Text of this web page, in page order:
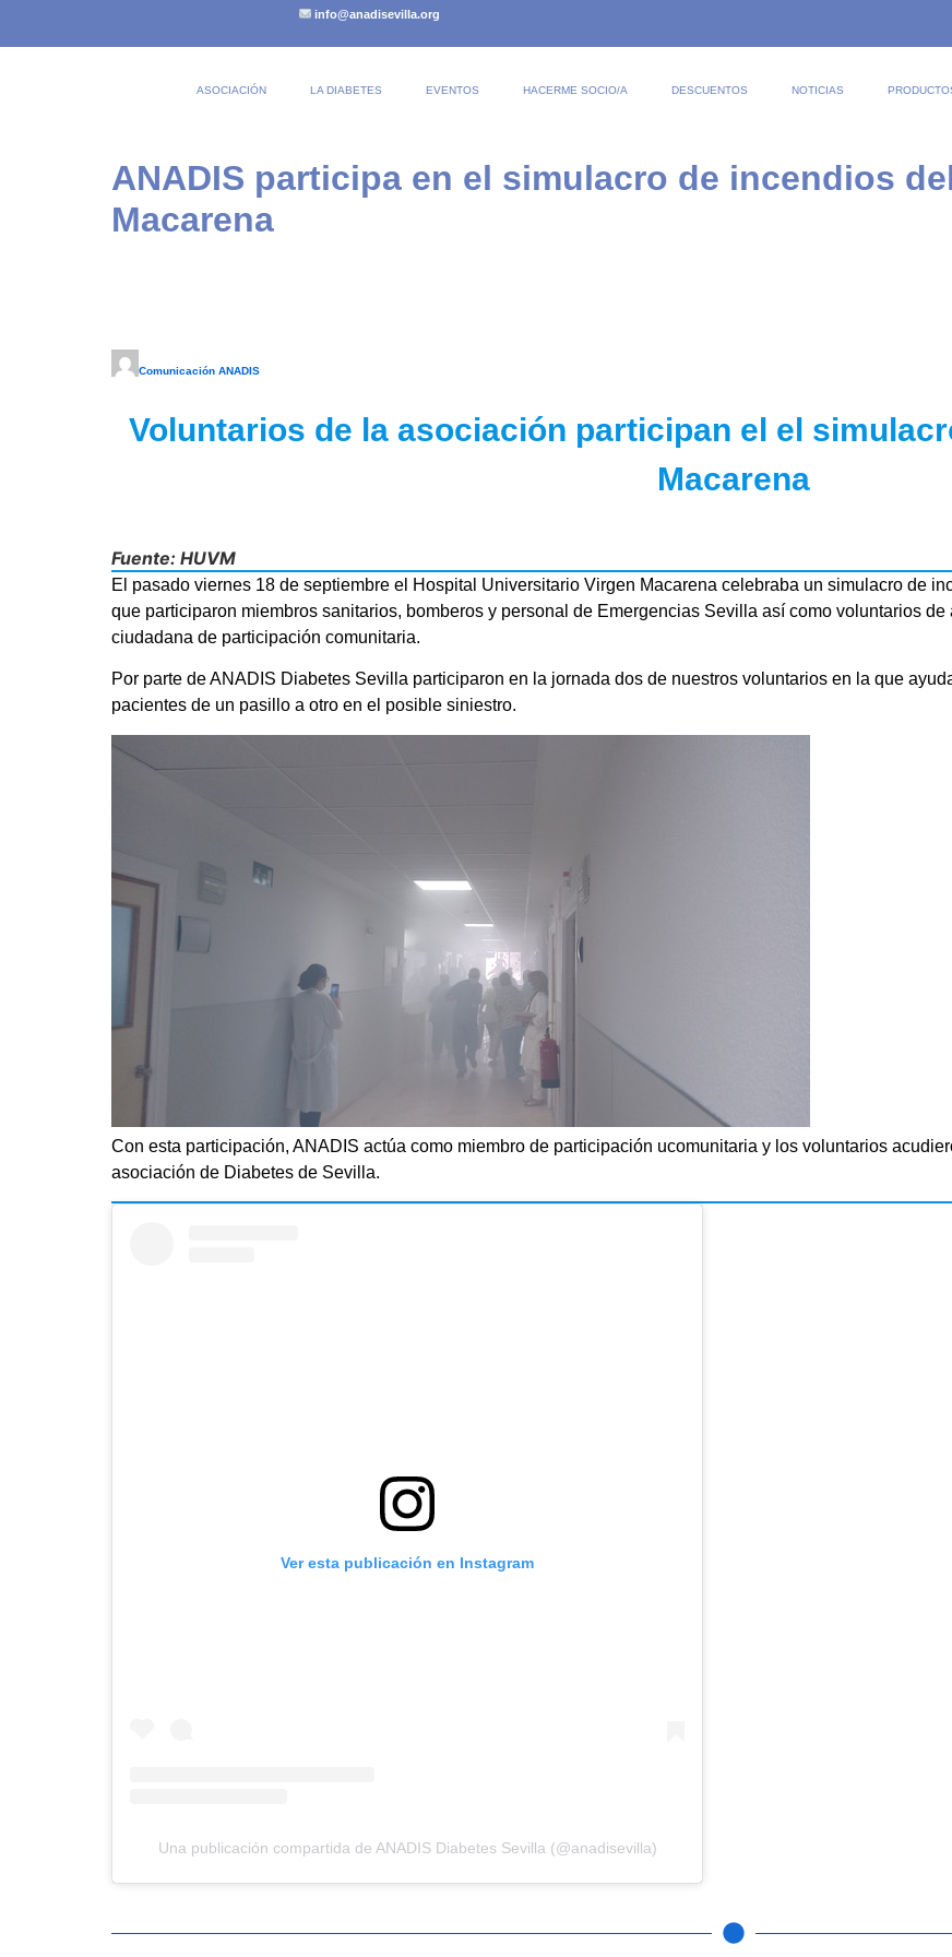
info@anadisevilla.org
ASOCIACIÓN LA DIABETES EVENTOS HACERME SOCIO/A DESCUENTOS NOTICIAS
ANADIS participa en el simulacro de incendios
Macarena
Comunicación ANADIS
Voluntarios de la asociación participan el el
Macarena
Fuente: HUVM
El pasado viernes 18 de septiembre el Hospital Universitario Virgen Macarena celebraba un simulacro de
que participaron miembros sanitarios, bomberos y personal de Emergencias Sevilla así como voluntarios
ciudadana de participación comunitaria.
Por parte de ANADIS Diabetes Sevilla participaron en la jornada dos de nuestros voluntarios en la que
pacientes de un pasillo a otro en el posible siniestro.
Con esta participación, ANADIS actúa como miembro de participación ucomunitaria y los voluntarios
asociación de Diabetes de Sevilla.
Ver esta publicación en Instagram
Una publicación compartida de ANADIS Diabetes Sevilla (@anadisevilla)